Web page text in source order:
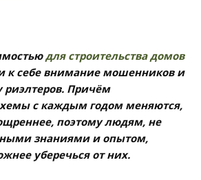
для строительства домов
к себе внимание мошенников и
риэлтеров. Причём
с каждым годом меняются,
поэтому людям, не
знаниями и опытом,
уберечься от них.